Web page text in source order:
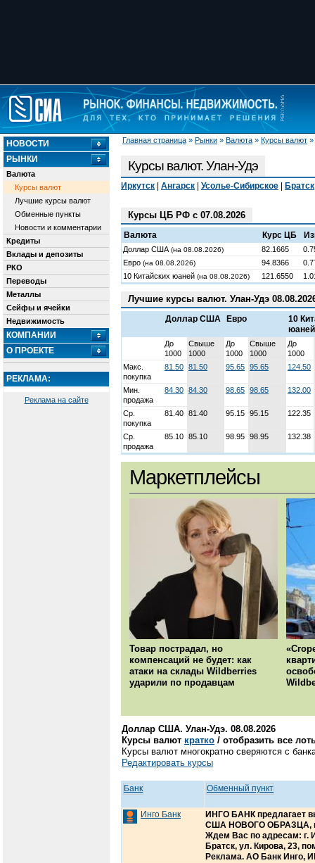
Главная страница » Рынки » Валюта » Курсы валют »
НОВОСТИ
РЫНКИ
Валюта
Курсы валют
Лучшие курсы валют
Обменные пункты
Новости и комментарии
Кредиты
Вклады и депозиты
РКО
Переводы
Металлы
Сейфы и ячейки
Недвижимость
КОМПАНИИ
О ПРОЕКТЕ
РЕКЛАМА:
Реклама на сайте
Курсы валют. Улан-Удэ
Иркутск Ангарск Усолье-Сибирское Братск
Курсы ЦБ РФ с 07.08.2026
Валюта Курс ЦБ
Доллар США (на 08.08.2026) 82.1665
Евро (на 08.08.2026) 94.8366
10 Китайских юаней (на 08.08.2026) 121.6550
Лучшие курсы валют. Улан-Удэ
Доллар США Евро
10
юаней
До
1000
Свыше
1000
До
1000
Свыше
1000
До
1000
Макс.
покупка
81.50 81.50 95.65 95.65 124.50
Мин.
продажа
84.30 84.30 98.65 98.65 132.00
Ср.
покупка
81.40 81.40 95.15 95.15 122.35
Ср.
продажа
85.10 85.10 98.95 98.95 132.38
Маркетплейсы
Товар пострадал, но
компенсаций не будет: как
атаки на склады Wildberries
ударили по продавцам
Доллар США. Улан-Удэ. 08.08.2026
Курсы валют кратко / отобразить все
Курсы валют многократно сверяются с
Редактировать курсы
Банк Обменный пункт
Инго Банк
ИНГО БАНК предлагает
США НОВОГО ОБРАЗЦА,
Ждем Вас по адресам: г.
Братск, ул. Кирова, 23,
Реклама. АО Банк Инго,